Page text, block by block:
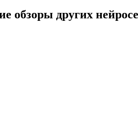
обзоры других